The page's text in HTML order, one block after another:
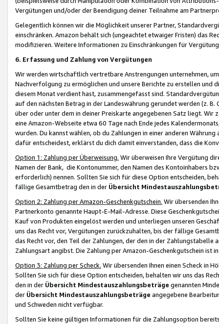
Vergütungen und/oder der Beendigung deiner Teilnahme am
Gelegentlich können wir die Möglichkeit unserer Partner,
einschränken. Amazon behält sich (ungeachtet etwaiger Fristen) das
modifizieren. Weitere Informationen zu Einschränkungen für
6. Erfassung und Zahlung von Vergütungen
Wir werden wirtschaftlich vertretbare Anstrengungen unternehmen,
Nachverfolgung zu ermöglichen und unsere Berichte zu erstellen und
diesem Monat verdient hast, zusammengefasst sind.
auf den nächsten Betrag in der Landeswährung gerundet werden (z.
über oder unter dem in deiner Preiskarte angegebenen Satz liegt.
eine Amazon-Webseite etwa 60 Tage nach Ende jedes
wurden. Du kannst wählen, ob du Zahlungen in einer anderen
dafür entscheidest, erklärst du dich damit einverstanden, dass die
Option 1: Zahlung per Überweisung. Wir überweisen Ihre Vergütung
Namen der Bank, die Kontonummer, den Namen des Kontoinhabers
erforderlich) nennen. Sollten Sie sich für diese Option entscheiden,
fällige Gesamtbetrag den in der Übersicht
Option 2: Zahlung per Amazon-Geschenkgutschein. Wir übersenden
Partnerkonto genannte Haupt-E-Mail-Adresse. Diese
Kauf von Produkten eingelöst werden und unterliegen unseren
uns das Recht vor, Vergütungen zurückzuhalten, bis der fällige
das Recht vor, den Teil der Zahlungen, der den in der
Zahlungsart angibst. Die Zahlung per Amazon-Geschenkgutschein ist
Option 3: Zahlung per Scheck. Wir übersenden Ihnen einen Scheck in
Sollten Sie sich für diese Option entscheiden, behalten wir uns das
den in der Übersicht Mindestauszahlungsbeträge genannten
der Übersicht Mindestauszahlungsbeträge angegebene
und Schweden nicht verfügbar.
Sollten Sie keine gültigen Informationen für die Zahlungsoption